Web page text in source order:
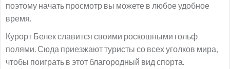
поэтому начать просмотр вы можете в любое удобное
время.
Курорт Белек славится своими роскошными гольф
полями. Сюда приезжают туристы со всех уголков мира,
чтобы поиграть в этот благородный вид спорта.